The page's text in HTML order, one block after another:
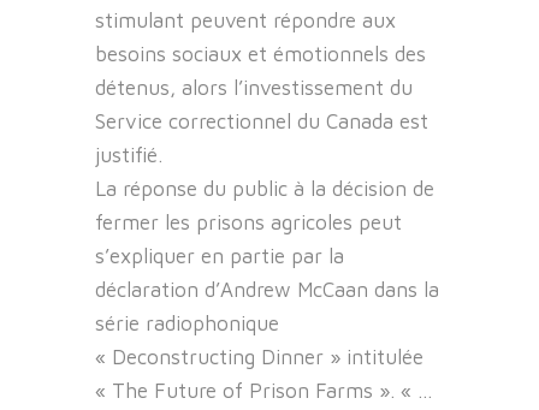
stimulant peuvent répondre aux
besoins sociaux et émotionnels des
détenus, alors l’investissement du
Service correctionnel du Canada est
justifié.
La réponse du public à la décision de
fermer les prisons agricoles peut
s’expliquer en partie par la
déclaration d’Andrew McCaan dans la
série radiophonique
« Deconstructing Dinner » intitulée
« The Future of Prison Farms ». « …